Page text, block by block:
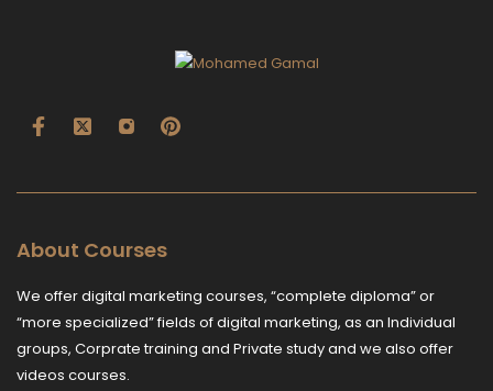
About Courses
We offer digital marketing courses, “complete diploma” or
“more specialized” fields of digital marketing, as an Individual
groups, Corprate training and Private study and we also offer
videos courses.